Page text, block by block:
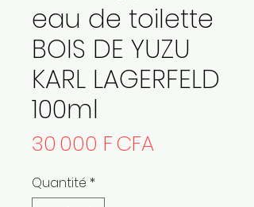
eau de toilette
BOIS DE YUZU
KARL LAGERFELD
100ml
30 000 F CFAPrix
Quantité *